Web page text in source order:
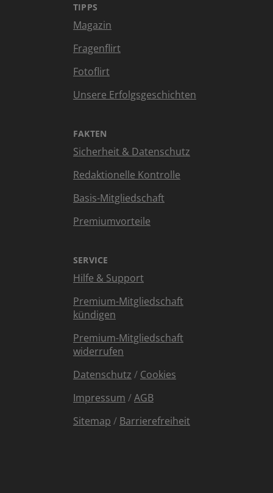
TIPPS
Magazin
Fragenflirt
Fotoflirt
Unsere Erfolgsgeschichten
FAKTEN
Sicherheit & Datenschutz
Redaktionelle Kontrolle
Basis-Mitgliedschaft
Premiumvorteile
SERVICE
Hilfe & Support
Premium-Mitgliedschaft
kündigen
Premium-Mitgliedschaft
widerrufen
Datenschutz / Cookies
Impressum /AGB
Sitemap / Barrierefreiheit